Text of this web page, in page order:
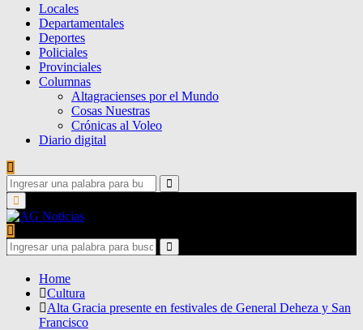
Locales
Departamentales
Deportes
Policiales
Provinciales
Columnas
Altagracienses por el Mundo
Cosas Nuestras
Crónicas al Voleo
Diario digital
Search
for:
Search
Primary
Menu
Search
for:
Search
Home
Cultura
Alta Gracia presente en festivales de General Deheza y San
Francisco